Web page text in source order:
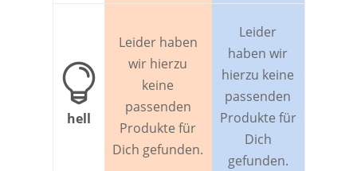

hell
Leider haben
wir hierzu
keine
passenden
Produkte für
Dich gefunden.
Leider
haben wir
hierzu keine
passenden
Produkte für
Dich
gefunden.